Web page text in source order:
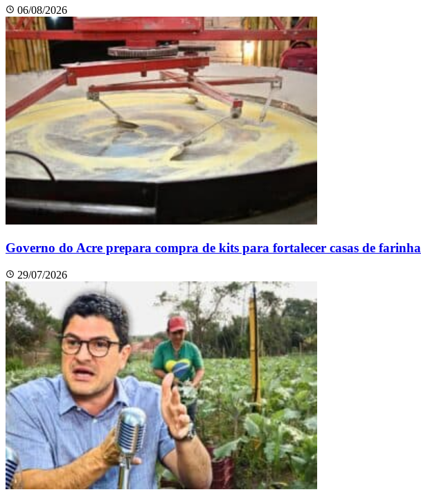
06/08/2026
Governo do Acre prepara compra de kits para fortalecer casas de farinha
29/07/2026